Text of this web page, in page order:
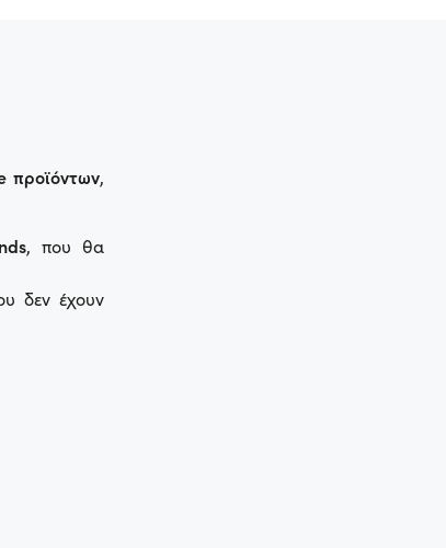
προϊόντων,
, που θα
δεν έχουν